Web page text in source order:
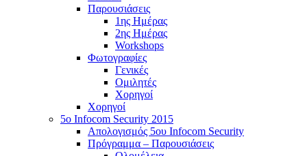
Παρουσιάσεις
1ης Ημέρας
2ης Ημέρας
Workshops
Φωτογραφίες
Γενικές
Ομιλητές
Χορηγοί
Χορηγοί
5o Infocom Security 2015
Απολογισμός 5ου Infocom Security
Πρόγραμμα – Παρουσιάσεις